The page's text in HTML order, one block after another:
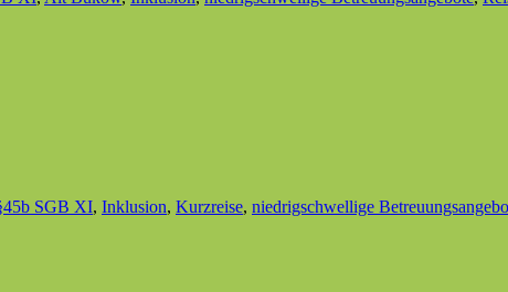
SGB XI, Inklusion, Kurzreise, niedrigschwellige